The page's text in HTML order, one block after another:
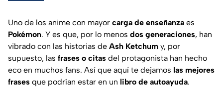
Uno de los anime con mayor carga de enseñanza es
Pokémon. Y es que, por lo menos dos generaciones, han
vibrado con las historias de Ash Ketchum y, por
supuesto, las frases o citas del protagonista han hecho
eco en muchos fans. Así que aquí te dejamos las mejores
frases que podrían estar en un libro de autoayuda.